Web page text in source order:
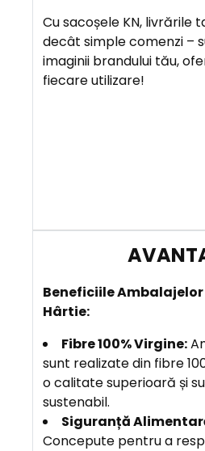
Cu sacoșele KN, livrările
decât simple comenzi –
imaginii brandului tău,
fiecare utilizare!
Beneficiile
Hârtie:
Fibre 100% Virgine:
sunt realizate din fibre
o calitate superioară și
sustenabil.
Siguranță
Concepute pentru a